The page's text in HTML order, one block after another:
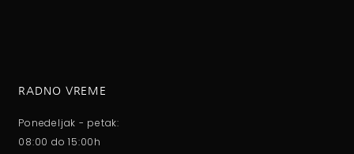
RADNO VREME
Ponedeljak - petak:
08:00 do 15:00h